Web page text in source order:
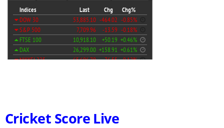
Cricket Score Live